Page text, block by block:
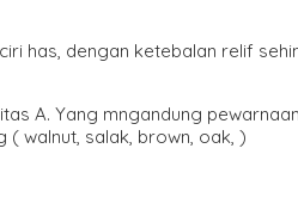
has, dengan ketebalan relif
A. Yang mngandung
walnut, salak, brown, oak, )